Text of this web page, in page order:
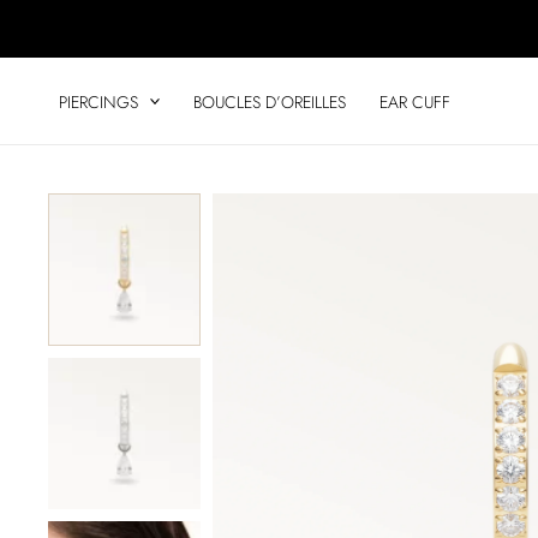
au
PIERCINGS BOUCLES D’OREILLES EAR CUFF